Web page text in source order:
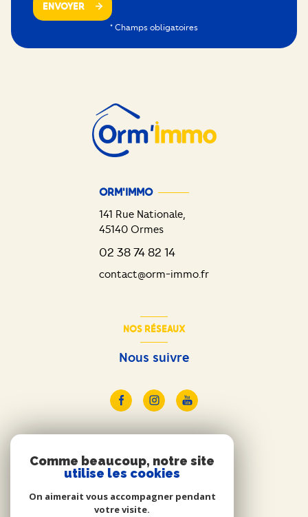
ENVOYER
* Champs obligatoires
ORM'IMMO
141 Rue Nationale,
45140 Ormes
02 38 74 82 14
contact@orm-immo.fr
NOS RÉSEAUX
Nous suivre
Nous adhérons
Comme beaucoup, notre site
utilise les cookies
On aimerait vous accompagner pendant
votre visite.